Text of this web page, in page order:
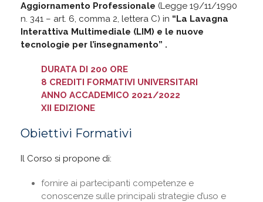
Aggiornamento Professionale (Legge 19/11/1990
n. 341 – art. 6, comma 2, lettera C) in “La Lavagna
Interattiva Multimediale (LIM) e le nuove
tecnologie per l’insegnamento” .
DURATA DI 200 ORE
8 CREDITI FORMATIVI UNIVERSITARI
ANNO ACCADEMICO 2021/2022
XII EDIZIONE
Obiettivi Formativi
Il Corso si propone di:
fornire ai partecipanti competenze e
conoscenze sulle principali strategie d’uso e